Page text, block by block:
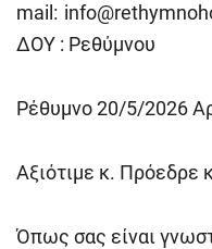
mail:
ΔΟΥ : Ρεθύμνου
Ρέθυμνο 20/5/2026
Αξιότιμε κ. Πρόεδρε
Όπως σας είναι